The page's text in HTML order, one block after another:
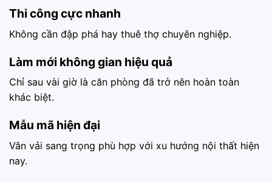
Thi công cực nhanh
Không cần đập phá hay thuê thợ chuyên nghiệp.
Làm mới không gian hiệu quả
Chỉ sau vài giờ là căn phòng đã trở nên hoàn toàn
khác biệt.
Mẫu mã hiện đại
Vân vải sang trọng phù hợp với xu hướng nội thất hiện
nay.